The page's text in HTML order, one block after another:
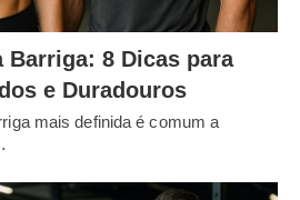
Barriga: 8 Dicas para
e Duradouros
mais definida é comum a